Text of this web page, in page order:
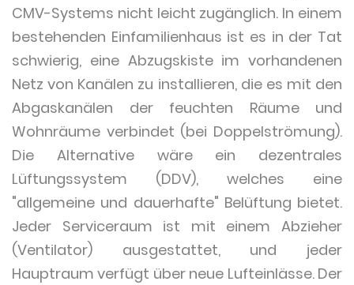
CMV-Systems nicht leicht zugänglich. In einem
bestehenden Einfamilienhaus ist es in der Tat
schwierig, eine Abzugskiste im vorhandenen
Netz von Kanälen zu installieren, die es mit den
Abgaskanälen der feuchten Räume und
Wohnräume verbindet (bei Doppelströmung).
Die Alternative wäre ein dezentrales
Lüftungssystem (DDV), welches eine
"allgemeine und dauerhafte" Belüftung bietet.
Jeder Serviceraum ist mit einem Abzieher
(Ventilator) ausgestattet, und jeder
Hauptraum verfügt über neue Lufteinlässe. Der